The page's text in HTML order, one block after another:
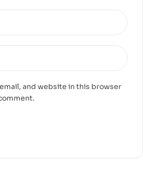
and website in this browser